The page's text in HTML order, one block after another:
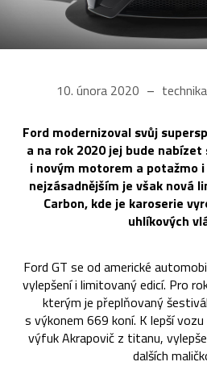
10. února 2020 technika
Ford modernizoval svůj
a na rok 2020 jej bude
i novým motorem a potažmo
nejzásadnějším je však nová
Carbon, kde je karoserie
uhlíkových
Ford GT se od americké
vylepšení i limitovaný edicí. Pro
kterým je přeplňovaný
s výkonem 669 koní. K lepší
výfuk Akrapovič z titanu,
dalších